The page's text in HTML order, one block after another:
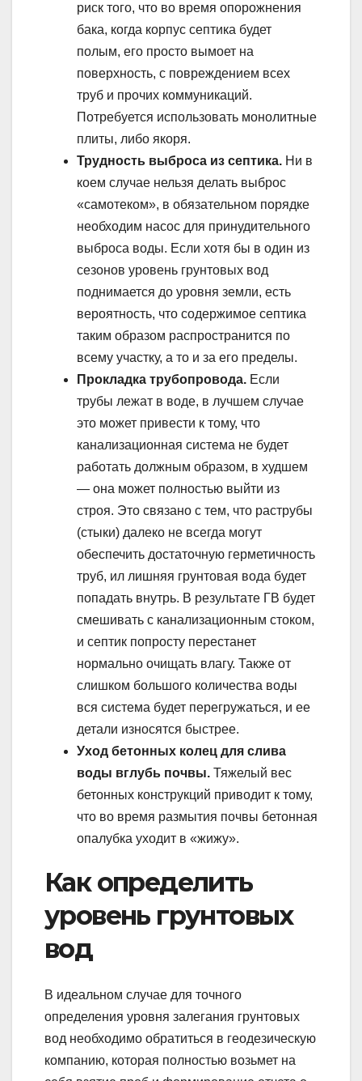
риск того, что во время опорожнения
бака, когда корпус септика будет
полым, его просто вымоет на
поверхность, с повреждением всех
труб и прочих коммуникаций.
Потребуется использовать монолитные
плиты, либо якоря.
Трудность выброса из септика. Ни в
коем случае нельзя делать выброс
«самотеком», в обязательном порядке
необходим насос для принудительного
выброса воды. Если хотя бы в один из
сезонов уровень грунтовых вод
поднимается до уровня земли, есть
вероятность, что содержимое септика
таким образом распространится по
всему участку, а то и за его пределы.
Прокладка трубопровода. Если
трубы лежат в воде, в лучшем случае
это может привести к тому, что
канализационная система не будет
работать должным образом, в худшем
— она может полностью выйти из
строя. Это связано с тем, что раструбы
(стыки) далеко не всегда могут
обеспечить достаточную герметичность
труб, ил лишняя грунтовая вода будет
попадать внутрь. В результате ГВ будет
смешивать с канализационным стоком,
и септик попросту перестанет
нормально очищать влагу. Также от
слишком большого количества воды
вся система будет перегружаться, и ее
детали износятся быстрее.
Уход бетонных колец для слива
воды вглубь почвы. Тяжелый вес
бетонных конструкций приводит к тому,
что во время размытия почвы бетонная
опалубка уходит в «жижу».
Как определить
уровень грунтовых
вод
В идеальном случае для точного
определения уровня залегания грунтовых
вод необходимо обратиться в геодезическую
компанию, которая полностью возьмет на